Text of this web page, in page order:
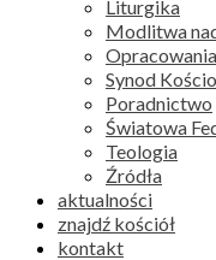
Liturgika
Modlitwa
Opracowania
Synod
Poradnictwo
Światowa
Teologia
Źródła
aktualności
znajdź kościół
kontakt